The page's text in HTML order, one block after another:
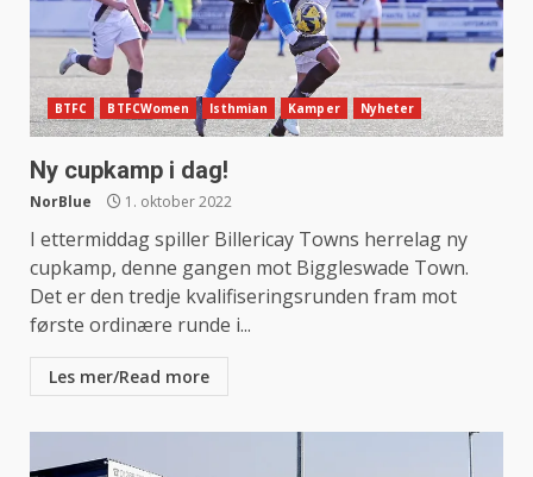
BTFC BTFCWomen Isthmian Kamper Nyheter
Ny cupkamp i dag!
NorBlue 1. oktober 2022
I ettermiddag spiller Billericay Towns herrelag ny
cupkamp, denne gangen mot Biggleswade Town.
Det er den tredje kvalifiseringsrunden fram mot
første ordinære runde i...
Les mer/Read more